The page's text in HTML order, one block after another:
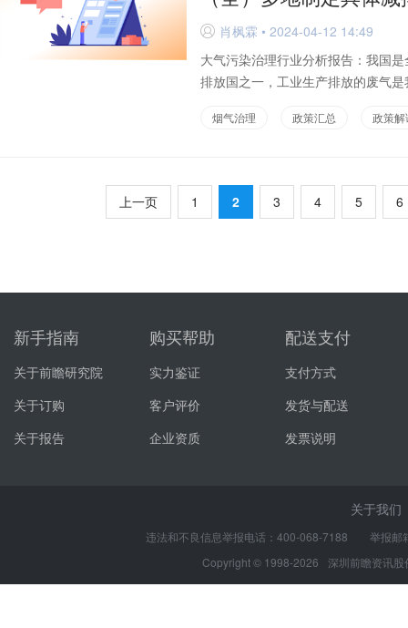
D 肖枫霖 • 2024-04-12 14:49
大气污染治理行业分析报告：我国
排放国之一，工业生产排放的废气
烟气治理 政策汇总 政策解
上一页 1 2 3 4 5 6
新手指南
关于前瞻研究院
关于订购
关于报告
购买帮助
实力鉴证
客户评价
企业资质
配送支付
支付方式
发货与配送
发票说明
关于我们
违法和不良信息举报电话：400-068-7188 举报
Copyright © 1998-2026
深圳前瞻资讯股